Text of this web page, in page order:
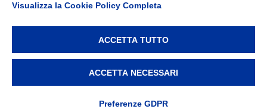
TEP spa, via Taro 12, 43125 Parma – Cod. Fisc./P.IVA/Reg.
Imprese Parma 02155050343 – REA 214962 – Capitale
Sociale € 7.747.000 i.v. –Privacy policy–Modifica
preferenze Cookie
Visualizza la Cookie Policy Completa
ACCETTA TUTTO
ACCETTA NECESSARI
Preferenze GDPR